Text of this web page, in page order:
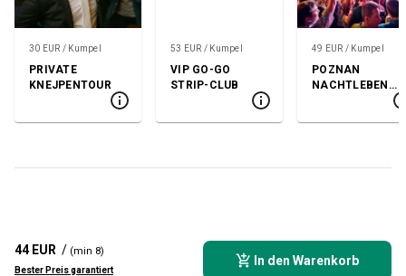
30 EUR / Kumpel
PRIVATE
KNEJPENTOUR
53 EUR / Kumpel
VIP GO-GO
STRIP-CLUB
49 EUR / Kumpel
POZNAN
NACHTLEBEN
44 EUR / (min 8)
Bester Preis garantiert
In den Warenkorb